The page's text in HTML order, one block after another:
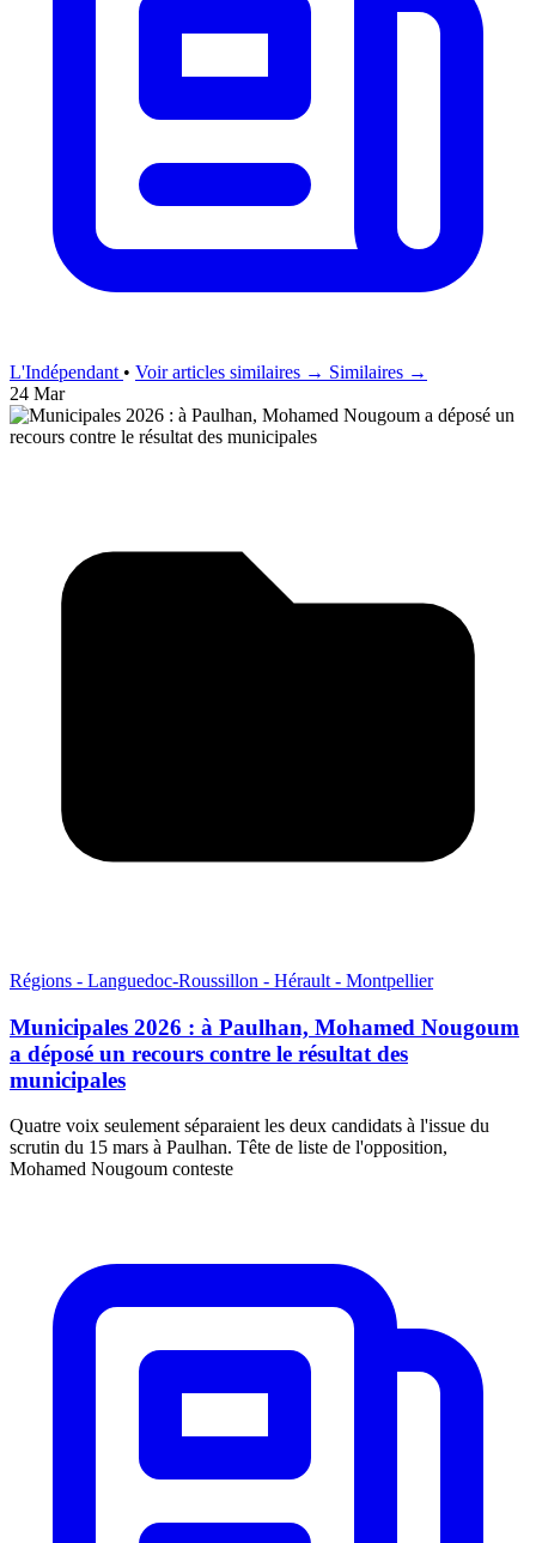
L'Indépendant • Voir articles similaires → Similaires →
24 Mar
Régions - Languedoc-Roussillon - Hérault - Montpellier
Municipales 2026 : à Paulhan, Mohamed Nougoum
a déposé un recours contre le résultat des
municipales
Quatre voix seulement séparaient les deux candidats à l'issue du
scrutin du 15 mars à Paulhan. Tête de liste de l'opposition,
Mohamed Nougoum conteste